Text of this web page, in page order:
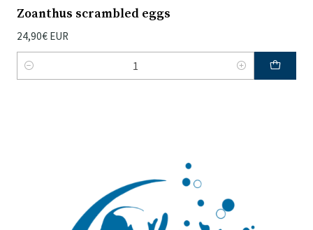
Zoanthus scrambled eggs
24,90€ EUR
Quantidade